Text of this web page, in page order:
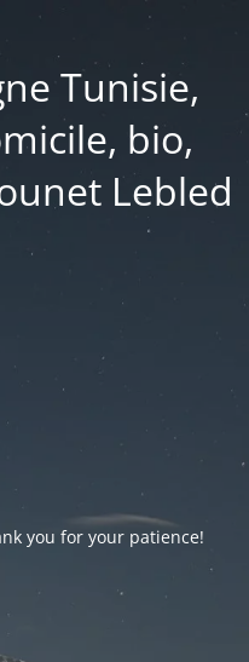
Tunisie,
bio,
Lebled
you for your patience!